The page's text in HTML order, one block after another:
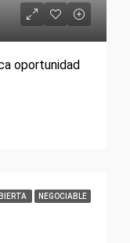
oportunidad
NEGOCIABLE